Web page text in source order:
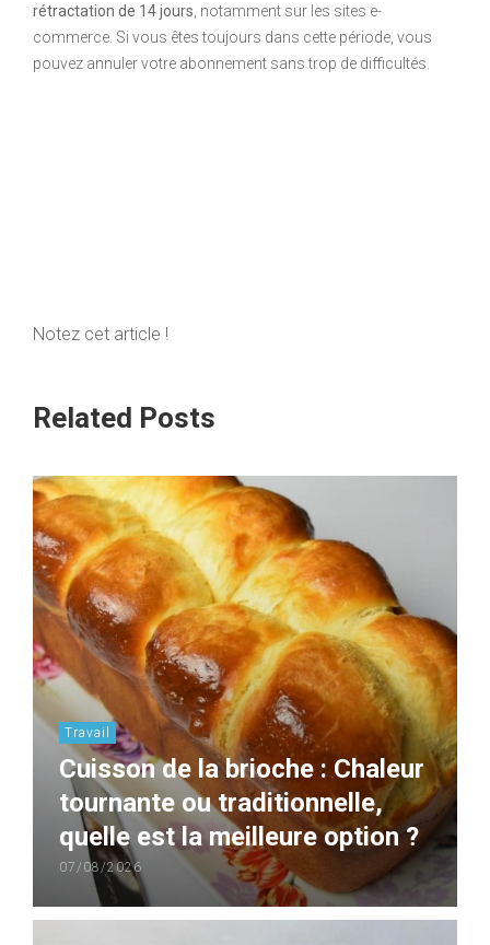
rétractation de 14 jours , notamment sur les sites e-
commerce. Si vous êtes toujours dans cette période, vous
pouvez annuler votre abonnement sans trop de difficultés.
Notez cet article !
Related Posts
Travail
Cuisson de la brioche : Chaleur
tournante ou traditionnelle,
quelle est la meilleure option ?
07/08/2026